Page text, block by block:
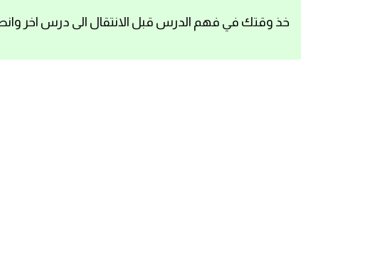
اساسيات اللغة الانجليزيةخذ وقتك في فهم الدرس قبل الانتقال الى درس اخر